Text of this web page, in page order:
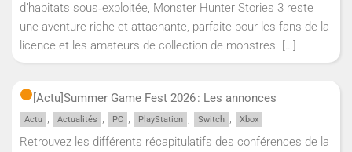
d’habitats sous‑exploitée, Monster Hunter Stories 3 reste
une aventure riche et attachante, parfaite pour les fans de la
licence et les amateurs de collection de monstres. […]
[Actu]Summer Game Fest 2026 : Les annonces
Actu Actualités PC PlayStation Switch Xbox
Retrouvez les différents récapitulatifs des conférences de la